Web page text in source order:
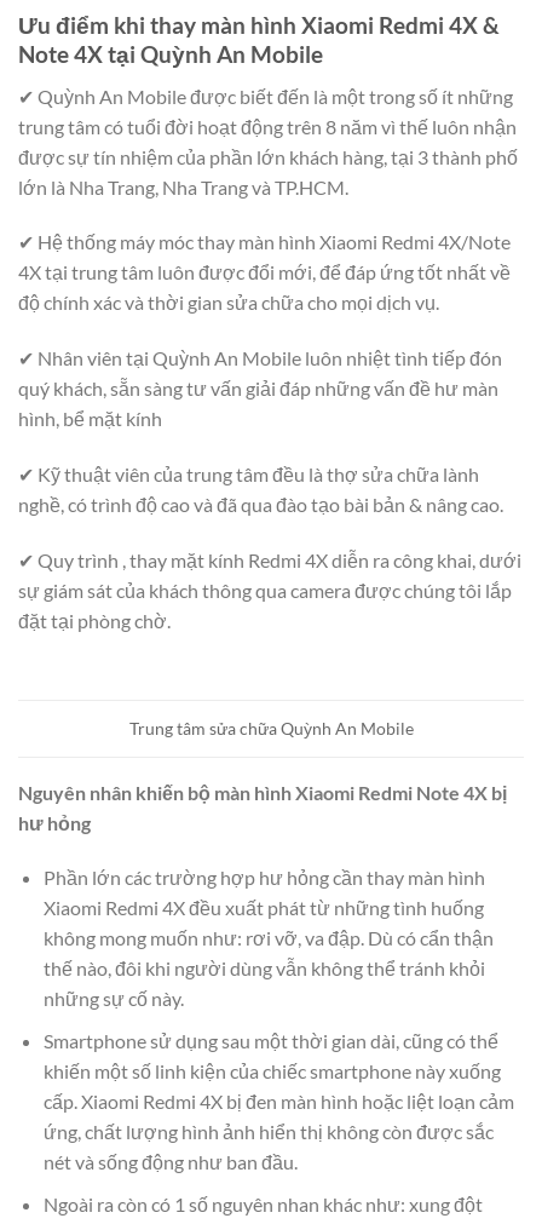
Ưu điểm khi thay màn hình Xiaomi Redmi 4X &
Note 4X tại Quỳnh An Mobile
✔ Quỳnh An Mobile được biết đến là một trong số ít những
trung tâm có tuổi đời hoạt động trên 8 năm vì thế luôn nhận
được sự tín nhiệm của phần lớn khách hàng, tại 3 thành phố
lớn là Nha Trang, Nha Trang và TP.HCM.
✔ Hệ thống máy móc thay màn hình Xiaomi Redmi 4X/Note
4X tại trung tâm luôn được đổi mới, để đáp ứng tốt nhất về
độ chính xác và thời gian sửa chữa cho mọi dịch vụ.
✔ Nhân viên tại Quỳnh An Mobile luôn nhiệt tình tiếp đón
quý khách, sẵn sàng tư vấn giải đáp những vấn đề hư màn
hình, bể mặt kính
✔ Kỹ thuật viên của trung tâm đều là thợ sửa chữa lành
nghề, có trình độ cao và đã qua đào tạo bài bản & nâng cao.
✔ Quy trình , thay mặt kính Redmi 4X diễn ra công khai, dưới
sự giám sát của khách thông qua camera được chúng tôi lắp
đặt tại phòng chờ.
Trung tâm sửa chữa Quỳnh An Mobile
Nguyên nhân khiến bộ màn hình Xiaomi Redmi Note 4X bị
hư hỏng
Phần lớn các trường hợp hư hỏng cần thay màn hình
Xiaomi Redmi 4X đều xuất phát từ những tình huống
không mong muốn như: rơi vỡ, va đập. Dù có cẩn thận
thế nào, đôi khi người dùng vẫn không thể tránh khỏi
những sự cố này.
Smartphone sử dụng sau một thời gian dài, cũng có thể
khiến một số linh kiện của chiếc smartphone này xuống
cấp. Xiaomi Redmi 4X bị đen màn hình hoặc liệt loạn cảm
ứng, chất lượng hình ảnh hiển thị không còn được sắc
nét và sống động như ban đầu.
Ngoài ra còn có 1 số nguyên nhan khác như: xung đột